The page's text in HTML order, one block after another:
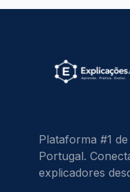
Plataforma #1
Portugal.
explicadores